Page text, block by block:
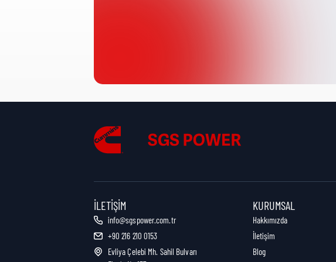
Nakliye Yüksekliği:
Nakliye Uzunluğu:
Nakliye Ağırlığı:
İLETIŞIM
info@sgspower.com.tr
+90 216 210 0153
Evliya Çelebi Mh. Sahil Bulvarı
KURUMSAL
Hakkımızda
İletişim
Blog